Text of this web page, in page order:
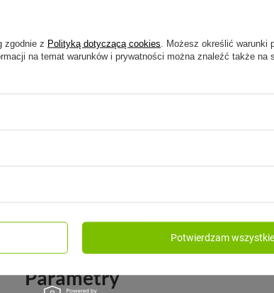
Mouth
Parametry
zgodnie z Polityką dotyczącą cookies . Możesz określić warunki
na temat warunków i prywatności można znaleźć także na
Potwierdzam wszystkie